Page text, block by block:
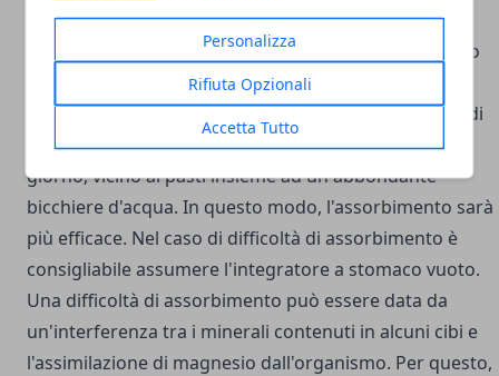
Personalizza
Rifiuta Opzionali
Accetta Tutto
Il consiglio è di assumere gli integratori di magnesio
durante l'arco della giornata per abituare l'organismo
ad un assorbimento regolare e costante. Anziché
assumere un'unica dose giornaliera, si può pensare di
ripartirla in più porzioni da consumare durante il
giorno, vicino ai pasti insieme ad un abbondante
bicchiere d'acqua. In questo modo, l'assorbimento sarà
più efficace. Nel caso di difficoltà di assorbimento è
consigliabile assumere l'integratore a stomaco vuoto.
Una difficoltà di assorbimento può essere data da
un'interferenza tra i minerali contenuti in alcuni cibi e
l'assimilazione di magnesio dall'organismo. Per questo,